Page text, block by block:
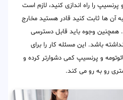
پرنسیپ را راه اندازی کنید، لازم است
آن ها ثابت کنید قادر هستید مخارج
همچنین وجوه باید قابل دسترسی
باشد. این مسئله کار را برای
و پرنسیپ کمی دشوارتر کرده و
رو به رو می کند.